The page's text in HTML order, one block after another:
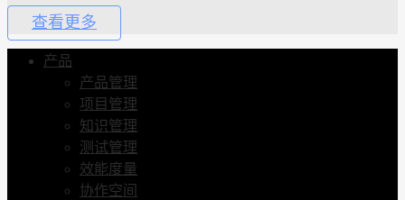
查看更多
产品
产品管理
项目管理
知识管理
测试管理
效能度量
协作空间